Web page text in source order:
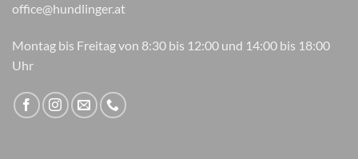
office@hundlinger.at
Montag bis Freitag von 8:30 bis 12:00 und 14:00 bis 18:00
Uhr